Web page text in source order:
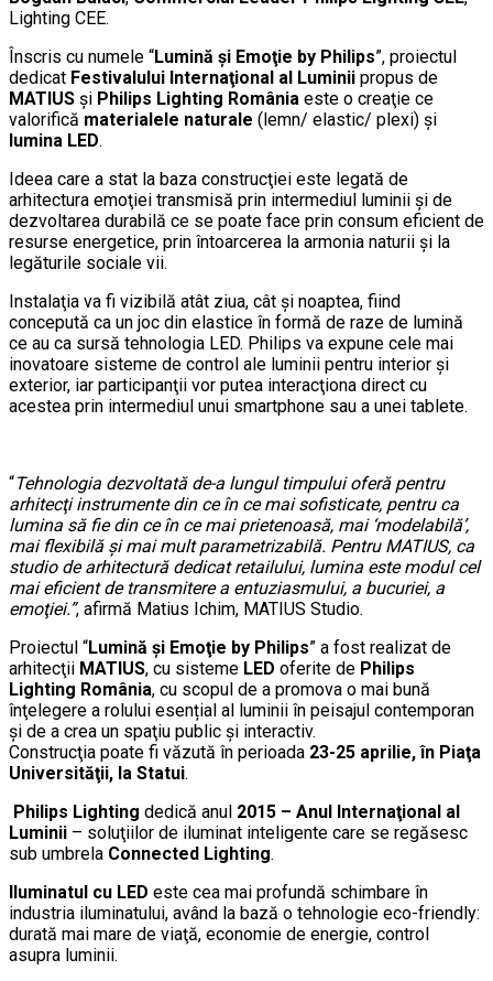
Lighting CEE.
Înscris cu numele “Lumină şi Emoţie by Philips”, proiectul
dedicat Festivalului Internaţional al Luminii propus de
MATIUS şi Philips Lighting România este o creaţie ce
valorifică materialele naturale (lemn/ elastic/ plexi) şi
lumina LED.
Ideea care a stat la baza construcţiei este legată de
arhitectura emoţiei transmisă prin intermediul luminii şi de
dezvoltarea durabilă ce se poate face prin consum eficient de
resurse energetice, prin întoarcerea la armonia naturii şi la
legăturile sociale vii.
Instalaţia va fi vizibilă atât ziua, cât şi noaptea, fiind
concepută ca un joc din elastice în formă de raze de lumină
ce au ca sursă tehnologia LED. Philips va expune cele mai
inovatoare sisteme de control ale luminii pentru interior şi
exterior, iar participanţii vor putea interacţiona direct cu
acestea prin intermediul unui smartphone sau a unei tablete.
“Tehnologia dezvoltată de-a lungul timpului oferă pentru
arhitecţi instrumente din ce în ce mai sofisticate, pentru ca
lumina să fie din ce în ce mai prietenoasă, mai ‘modelabilă’,
mai flexibilă şi mai mult parametrizabilă. Pentru MATIUS, ca
studio de arhitectură dedicat retailului, lumina este modul cel
mai eficient de transmitere a entuziasmului, a bucuriei, a
emoţiei.”, afirmă Matius Ichim, MATIUS Studio.
Proiectul “Lumină şi Emoţie by Philips” a fost realizat de
arhitecţii MATIUS, cu sisteme LED oferite de Philips
Lighting România, cu scopul de a promova o mai bună
înţelegere a rolului esențial al luminii în peisajul contemporan
şi de a crea un spaţiu public şi interactiv.
Construcţia poate fi văzută în perioada 23-25 aprilie, în Piaţa
Universităţii, la Statui.
Philips Lighting dedică anul 2015 – Anul Internaţional al
Luminii – soluţiilor de iluminat inteligente care se regăsesc
sub umbrela Connected Lighting.
Iluminatul cu LED este cea mai profundă schimbare în
industria iluminatului, având la bază o tehnologie eco-friendly:
durată mai mare de viaţă, economie de energie, control
asupra luminii.